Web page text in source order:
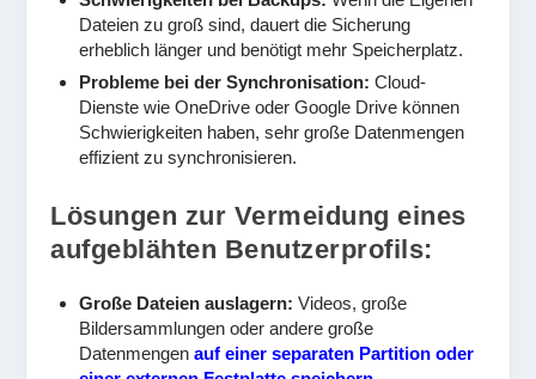
Dateien zu groß sind, dauert die Sicherung
erheblich länger und benötigt mehr Speicherplatz.
Probleme bei der Synchronisation: Cloud-
Dienste wie OneDrive oder Google Drive können
Schwierigkeiten haben, sehr große Datenmengen
effizient zu synchronisieren.
Lösungen zur Vermeidung eines
aufgeblähten Benutzerprofils:
Große Dateien auslagern: Videos, große
Bildersammlungen oder andere große
Datenmengenauf einer separaten Partition oder